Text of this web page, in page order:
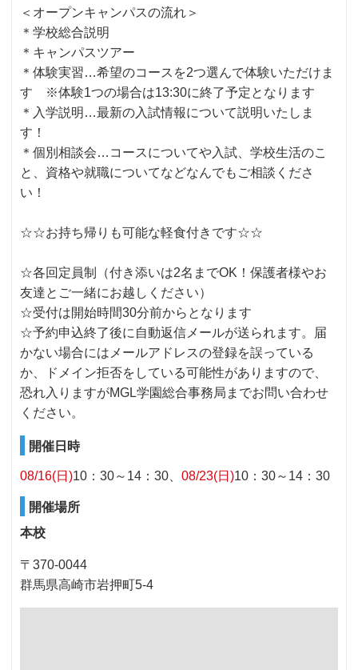
＜オープンキャンパスの流れ＞
＊学校総合説明
＊キャンパスツアー
＊体験実習…希望のコースを2つ選んで体験いただけま
す ※体験1つの場合は13:30に終了予定となります
＊入学説明…最新の入試情報について説明いたしま
す！
＊個別相談会…コースについてや入試、学校生活のこ
と、資格や就職についてなどなんでもご相談くださ
い！
☆☆お持ち帰りも可能な軽食付きです☆☆
☆各回定員制（付き添いは2名までOK！保護者様やお
友達とご一緒にお越しください）
☆受付は開始時間30分前からとなります
☆予約申込終了後に自動返信メールが送られます。届
かない場合にはメールアドレスの登録を誤っている
か、ドメイン拒否をしている可能性がありますので、
恐れ入りますがMGL学園総合事務局までお問い合わせ
ください。
開催日時
08/16(日)10：30～14：30 08/23(日)10：30～14：30
開催場所
本校
〒370-0044
群馬県高崎市岩押町5-4